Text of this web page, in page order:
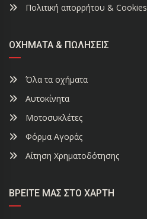
Πολιτική απορρήτου & Cookies
ΟΧΉΜΑΤΑ & ΠΩΛΉΣΕΙΣ
Όλα τα οχήματα
Αυτοκίνητα
Μοτοσυκλέτες
Φόρμα Αγοράς
Αίτηση Χρηματοδότησης
ΒΡΕΊΤΕ ΜΑΣ ΣΤΟ ΧΆΡΤΗ